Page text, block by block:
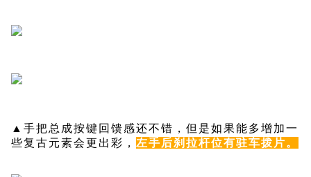
▲手把总成按键回馈感还不错，但是如果能多增加一
些复古元素会更出彩， 左手后刹拉杆位有驻车拨片。